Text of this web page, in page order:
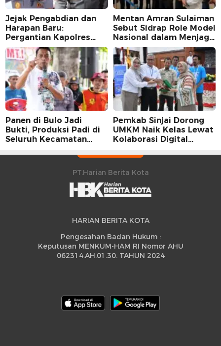
Jejak Pengabdian dan
Harapan Baru:
Pergantian Kapolres
Sidrap dalam Perspektif
Karier Dua Perwira
Mentan Amran Sulaiman
Sebut Sidrap Role Model
Nasional dalam Menjaga
Stabilitas Harga Telur
Panen di Bulo Jadi
Bukti, Produksi Padi di
Seluruh Kecamatan
Peningkatan
Pemkab Sinjai Dorong
UMKM Naik Kelas Lewat
Kolaborasi Digital
PT.Harian Berita Kota
HARIAN BERITA KOTA
Pengesahan Badan Hukum :
Keputusan MENKUM-HAM RI Nomor AHU
062314.AH.01.30. TAHUN 2024